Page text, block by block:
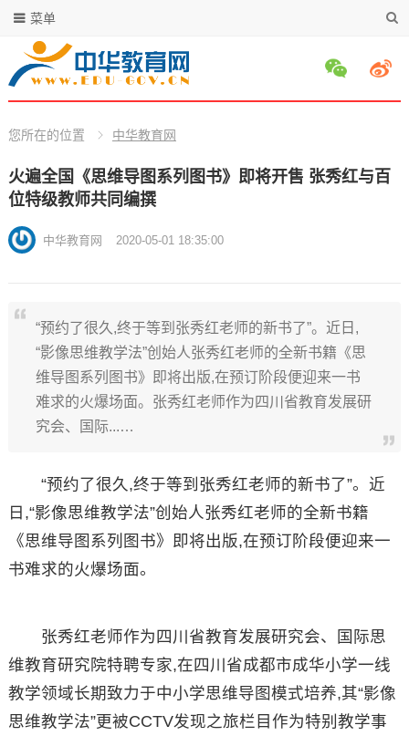
菜单
您所在的位置 中华教育网
火遍全国《思维导图系列图书》即将开售 张秀红与百
位特级教师共同编撰
中华教育网 2020-05-01 18:35:00
“预约了很久,终于等到张秀红老师的新书了”。近日,
“影像思维教学法”创始人张秀红老师的全新书籍《思
维导图系列图书》即将出版,在预订阶段便迎来一书
难求的火爆场面。张秀红老师作为四川省教育发展研
究会、国际...…
“预约了很久,终于等到张秀红老师的新书了”。近
日,“影像思维教学法”创始人张秀红老师的全新书籍
《思维导图系列图书》即将出版,在预订阶段便迎来一
书难求的火爆场面。
张秀红老师作为四川省教育发展研究会、国际思
维教育研究院特聘专家,在四川省成都市成华小学一线
教学领域长期致力于中小学思维导图模式培养,其“影像
思维教学法”更被CCTV发现之旅栏目作为特别教学事